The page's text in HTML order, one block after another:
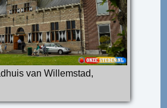
van Willemstad,